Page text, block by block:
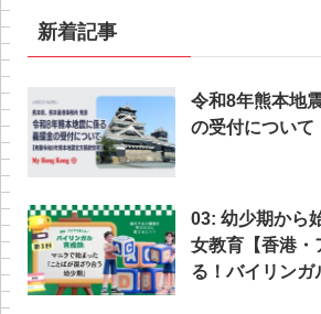
新着記事
令和8年熊本地
の受付について
03: 幼少期から
女教育【香港・
る！バイリンガ